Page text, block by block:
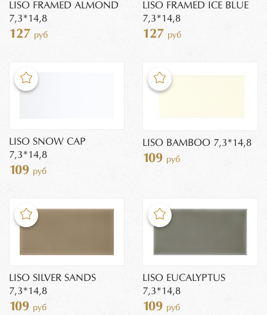
LISO FRAMED ALMOND
7,3*14,8
127 руб
LISO FRAMED ICE BLUE
7,3*14,8
127 руб
LISO SNOW CAP
7,3*14,8
109 руб
LISO BAMBOO 7,3*14,8
109 руб
LISO SILVER SANDS
7,3*14,8
109 руб
LISO EUCALYPTUS
7,3*14,8
109 руб